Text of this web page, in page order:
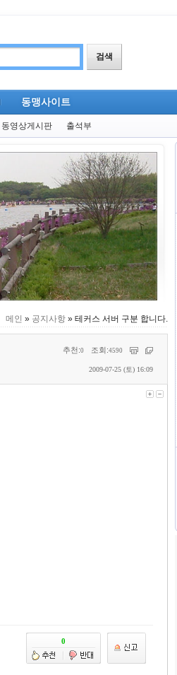
동맹사이트
동영상게시판 출석부
메인 » 공지사항 » 테커스 서버 구분 합니다.
추천:0 조회:4590
2009-07-25 (토) 16:09